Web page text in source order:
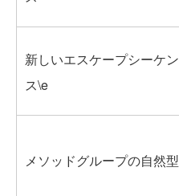
新しいエスケープシーケン
ス\e
メソッドグループの自然型